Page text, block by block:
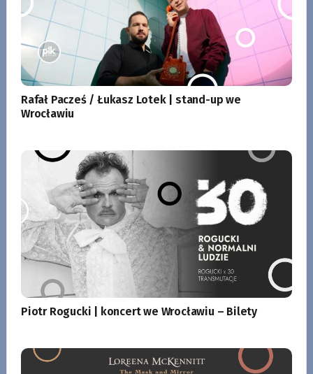
Rafał Pacześ / Łukasz Lotek | stand-up we
Wrocławiu
Piotr Rogucki | koncert we Wrocławiu – Bilety